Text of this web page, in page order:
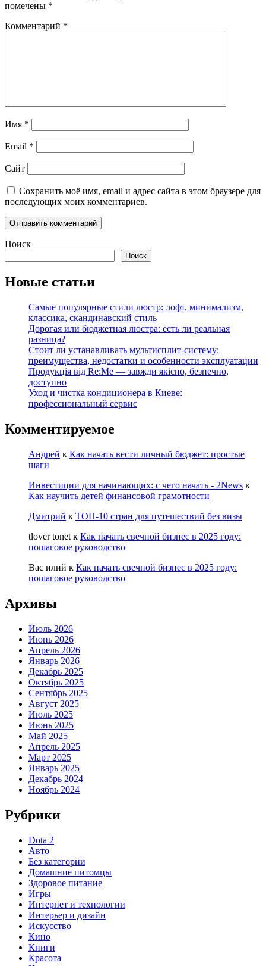
помечены *
Комментарий *
Имя *
Email *
Сайт
Сохранить моё имя, email и адрес сайта в этом браузере для
последующих моих комментариев.
Поиск
Поиск
Новые статьи
Самые популярные стили люстр: лофт, минимализм,
классика, скандинавский стиль
Дорогая или бюджетная люстра: есть ли реальная
разница?
Стоит ли устанавливать мультисплит-систему:
преимущества, недостатки и особенности эксплуатации
Продукція від Re:Me — завжди якісно, безпечно,
доступно
Уход и чистка кондиционера в Киеве:
профессиональный сервис
Комментируемое
Андрей к Как начать вести личный бюджет: простые
шаги
Инвестиции для начинающих: с чего начать - 2News к
Как научить детей финансовой грамотности
Дмитрий к ТОП-10 стран для путешествий без визы
tlover tonet к Как начать свечной бизнес в 2025 году:
пошаговое руководство
Вас илий к Как начать свечной бизнес в 2025 году:
пошаговое руководство
Архивы
Июль 2026
Июнь 2026
Апрель 2026
Январь 2026
Декабрь 2025
Октябрь 2025
Сентябрь 2025
Август 2025
Июль 2025
Июнь 2025
Май 2025
Апрель 2025
Март 2025
Январь 2025
Декабрь 2024
Ноябрь 2024
Рубрики
Dota 2
Авто
Без категории
Домашние питомцы
Здоровое питание
Игры
Интернет и технологии
Интерьер и дизайн
Искусство
Кино
Книги
Красота